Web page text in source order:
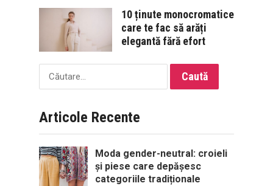
10 ținute monocromatice
care te fac să arăți
elegantă fără efort
Caută
după:
Articole Recente
Moda gender-neutral: croieli
și piese care depășesc
categoriile tradiționale